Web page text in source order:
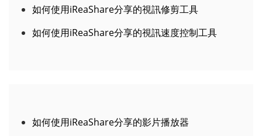
如何使用iReaShare分享的視訊速度控制工具
如何使用iReaShare分享的音量增強器